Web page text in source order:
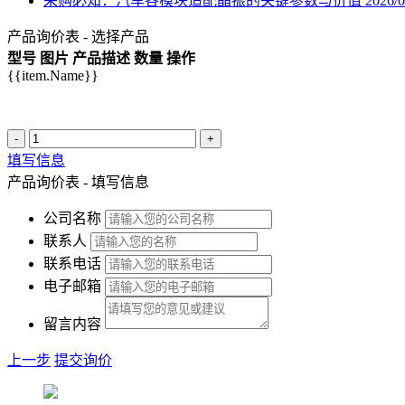
产品询价表 - 选择产品
型号 图片 产品描述 数量 操作
{{item.Name}}
- +
填写信息
产品询价表 - 填写信息
公司名称
联系人
联系电话
电子邮箱
留言内容
上一步 提交询价